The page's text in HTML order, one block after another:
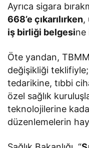
Ayrıca sigara
668’e çıkarılırken,
iş birliği belgesine
Öte yandan,
değişikliği teklifiyle;
tedarikine, tıbbi
özel sağlık
teknolojilerine
düzenlemelerin